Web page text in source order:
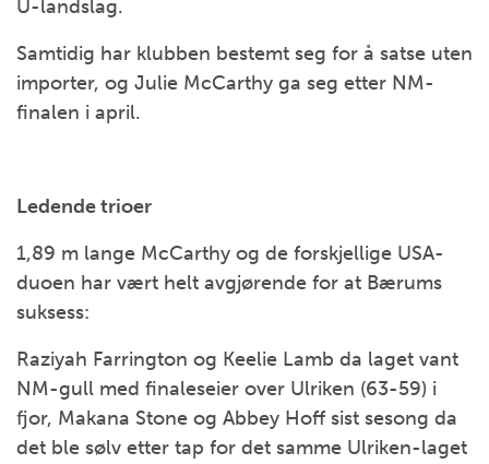
U-landslag.
Samtidig har klubben bestemt seg for å satse uten
importer, og Julie McCarthy ga seg etter NM-
finalen i april.
Ledende trioer
1,89 m lange McCarthy og de forskjellige USA-
duoen har vært helt avgjørende for at Bærums
suksess:
Raziyah Farrington og Keelie Lamb da laget vant
NM-gull med finaleseier over Ulriken (63-59) i
fjor, Makana Stone og Abbey Hoff sist sesong da
det ble sølv etter tap for det samme Ulriken-laget